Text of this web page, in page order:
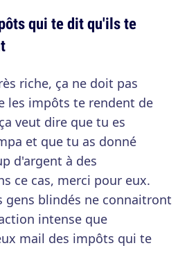
qui te dit qu'ils te
riche, ça ne doit pas
les impôts te rendent de
veut dire que tu es
et que tu as donné
d'argent à des
ce cas, merci pour eux.
gens blindés ne connaitront
intense que
mail des impôts qui te